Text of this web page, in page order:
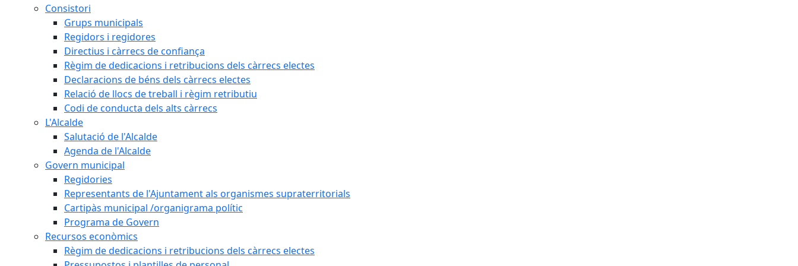
Consistori
Grups municipals
Regidors i regidores
Directius i càrrecs de confiança
Règim de dedicacions i retribucions dels càrrecs electes
Declaracions de béns dels càrrecs electes
Relació de llocs de treball i règim retributiu
Codi de conducta dels alts càrrecs
L'Alcalde
Salutació de l'Alcalde
Agenda de l'Alcalde
Govern municipal
Regidories
Representants de l'Ajuntament als organismes supraterritorials
Cartipàs municipal /organigrama polític
Programa de Govern
Recursos econòmics
Règim de dedicacions i retribucions dels càrrecs electes